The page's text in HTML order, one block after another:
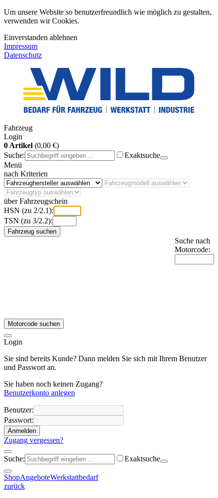
Um unsere Website so benutzerfreundlich wie möglich zu gestalten,
verwenden wir Cookies.
Einverstanden ablehnen
Impressum
Datenschutz
Fahrzeug
Login
0 Artikel (0,00 €)
Suche:
Exaktsuche
Menü
nach Kriterien
über Fahrzeugschein
HSN (zu 2/2.1):
TSN (zu 3/2.2):
Fahrzeug suchen
Suche nach
Motorcode:
Motorcode suchen
Login
Sie sind bereits Kunde? Dann melden Sie sich mit Ihrem Benutzer
und Passwort an.
Sie haben noch keinen Zugang?
Benutzerkonto anlegen
Benutzer:
Passwort:
Anmelden
Zugang vergessen?
Suche: Exaktsuche
ShopAngeboteWerkstattbedarf
zurück